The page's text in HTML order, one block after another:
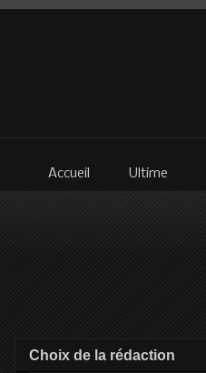
Accueil Ultime
Choix de la rédaction